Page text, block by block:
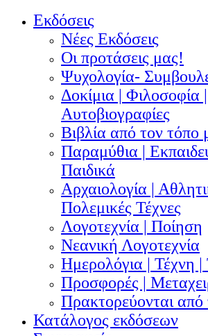
Εκδόσεις
Νέες Εκδόσεις
Οι προτάσεις μας!
Ψυχολογία-
Δοκίμια | Φιλοσοφία |
Αυτοβιογραφίες
Βιβλία από τον τόπο
Παραμύθια |
Παιδικά
Αρχαιολογία |
Πολεμικές Τέχνες
Λογοτεχνία | Ποίηση
Νεανική Λογοτεχνία
Ημερολόγια | Τέχνη |
Προσφορές |
Πρακτορεύονται
Κατάλογος εκδόσεων